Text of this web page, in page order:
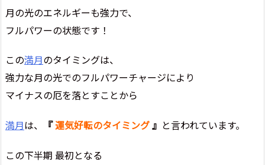
月の光のエネルギーも強力で、
フルパワーの状態です！
この満月のタイミングは、
強力な月の光でのフルパワーチャージにより
マイナスの厄を落とすことから
満月は、 『運気好転のタイミング』 と言われています。
この下半期 最初となる